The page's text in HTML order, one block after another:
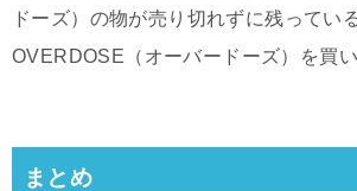
ドーズ）の物が売り切れずに残ってい
OVERDOSE（オーバードーズ）を買い
まとめ